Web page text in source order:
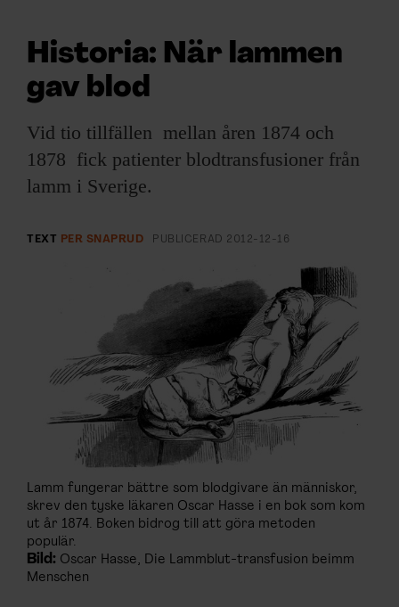
ARKIV & E-TIDNING
EVENEMANG & RESOR
KONTAKTA F&F
SKRIV I F&F
PRENUMERERA PÅ F&F
ANNONSERA I F&F
OM F&F
Historia: När lammen
gav blod
Vid tio tillfällen mellan åren 1874 och
1878 fick patienter blodtransfusioner från
lamm i Sverige.
TEXT PER SNAPRUD PUBLICERAD 2012-12-16
Lamm fungerar bättre som blodgivare än människor,
skrev den tyske läkaren Oscar Hasse i en bok som kom
ut år 1874. Boken bidrog till att göra metoden
populär.
Bild: Oscar Hasse, Die Lammblut-transfusion beimm
Menschen